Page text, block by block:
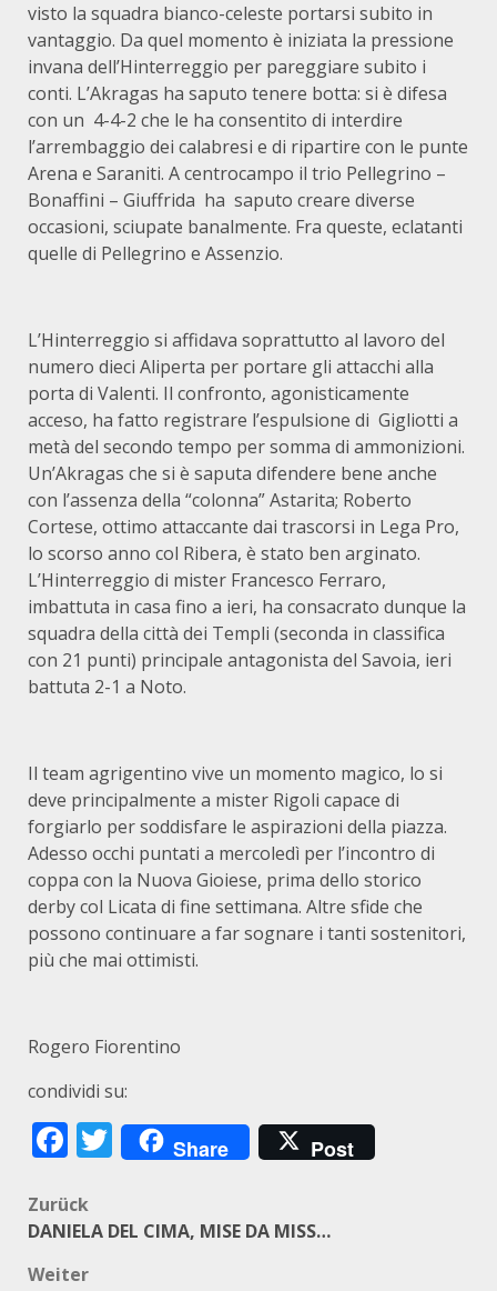
visto la squadra bianco-celeste portarsi subito in
vantaggio. Da quel momento è iniziata la pressione
invana dell’Hinterreggio per pareggiare subito i
conti. L’Akragas ha saputo tenere botta: si è difesa
con un 4-4-2 che le ha consentito di interdire
l’arrembaggio dei calabresi e di ripartire con le punte
Arena e Saraniti. A centrocampo il trio Pellegrino –
Bonaffini – Giuffrida ha saputo creare diverse
occasioni, sciupate banalmente. Fra queste, eclatanti
quelle di Pellegrino e Assenzio.
L’Hinterreggio si affidava soprattutto al lavoro del
numero dieci Aliperta per portare gli attacchi alla
porta di Valenti. Il confronto, agonisticamente
acceso, ha fatto registrare l’espulsione di Gigliotti a
metà del secondo tempo per somma di ammonizioni.
Un’Akragas che si è saputa difendere bene anche
con l’assenza della “colonna” Astarita; Roberto
Cortese, ottimo attaccante dai trascorsi in Lega Pro,
lo scorso anno col Ribera, è stato ben arginato.
L’Hinterreggio di mister Francesco Ferraro,
imbattuta in casa fino a ieri, ha consacrato dunque la
squadra della città dei Templi (seconda in classifica
con 21 punti) principale antagonista del Savoia, ieri
battuta 2-1 a Noto.
Il team agrigentino vive un momento magico, lo si
deve principalmente a mister Rigoli capace di
forgiarlo per soddisfare le aspirazioni della piazza.
Adesso occhi puntati a mercoledì per l’incontro di
coppa con la Nuova Gioiese, prima dello storico
derby col Licata di fine settimana. Altre sfide che
possono continuare a far sognare i tanti sostenitori,
più che mai ottimisti.
Rogero Fiorentino
condividi su:
Facebook
Twitter
Share Post
Beitragsnavigation
Zurück
DANIELA DEL CIMA, MISE DA MISS…
Weiter